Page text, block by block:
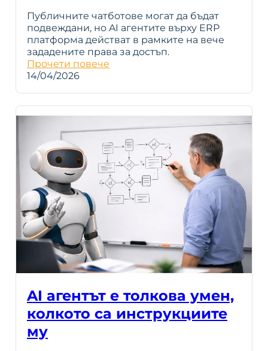
Публичните чатботове могат да бъдат
подвеждани, но AI агентите върху ERP
платформа действат в рамките на вече
зададените права за достъп.
Прочети повече
14/04/2026
AI агентът е толкова умен,
колкото са инструкциите
му